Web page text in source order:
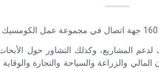
المشاريع، وكذلك التشاور حول
والزراعة والسياحة والتجارة